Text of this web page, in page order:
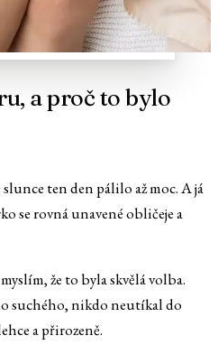
a proč to bylo
ten den pálilo až moc. A já
se rovná unavené obličeje a
že to byla skvělá volba.
suchého, nikdo neutíkal do
a přirozeně.